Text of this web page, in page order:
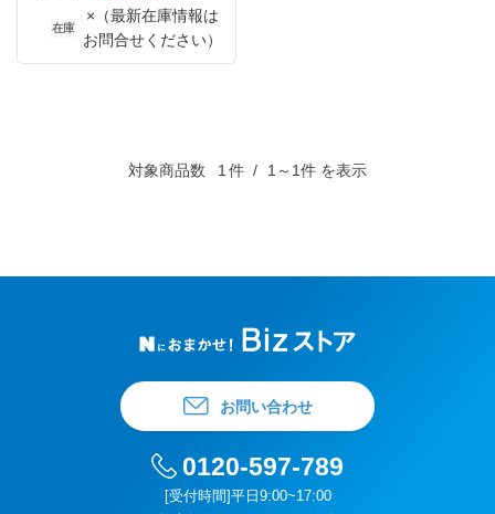
在庫
×（最新在庫情報は
お問合せください）
対象商品数 1 件 1～1件 を表示
お問い合わせ
0120-597-789
[受付時間]平日9:00~17:00